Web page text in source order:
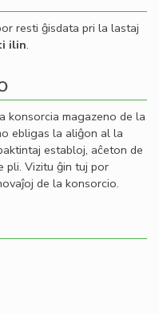
resti ĝisdata pri la lastaj
ilin.
konsorcia magazeno de la
ebligas la aliĝon al la
establoj, aĉeton de
pli. Vizitu ĝin tuj por
de la konsorcio.